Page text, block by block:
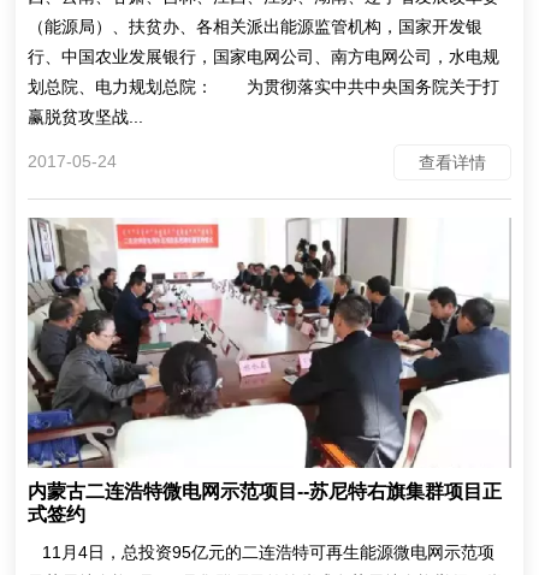
（能源局）、扶贫办、各相关派出能源监管机构，国家开发银
行、中国农业发展银行，国家电网公司、南方电网公司，水电规
划总院、电力规划总院： 为贯彻落实中共中央国务院关于打
赢脱贫攻坚战...
2017-05-24 查看详情
内蒙古二连浩特微电网示范项目--苏尼特右旗集群项目正
式签约
11月4日，总投资95亿元的二连浩特可再生能源微电网示范项